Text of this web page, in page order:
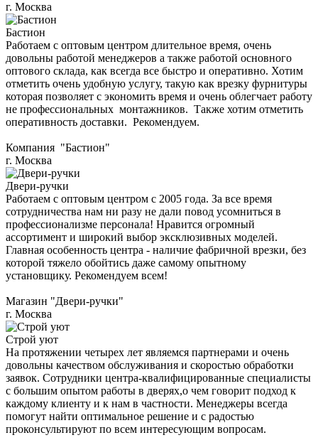
г. Москва
Бастион
Работаем с оптовым центром длительное время, очень
довольны работой менеджеров а также работой основного
оптового склада, как всегда все быстро и оперативно. Хотим
отметить очень удобную услугу, такую как врезку фурнитуры
которая позволяет с экономить время и очень облегчает работу
не профессиональных монтажников. Также хотим отметить
оперативность доставки. Рекомендуем.
Компания "Бастион"
г. Москва
Двери-ручки
Работаем с оптовым центром с 2005 года. За все время
сотрудничества нам ни разу не дали повод усомниться в
профессионализме персонала! Нравится огромный
ассортимент и широкий выбор эксклюзивных моделей.
Главная особенность центра - наличие фабричной врезки, без
которой тяжело обойтись даже самому опытному
установщику. Рекомендуем всем!
Магазин "Двери-ручки"
г. Москва
Строй уют
На протяжении четырех лет являемся партнерами и очень
довольны качеством обслуживания и скоростью обработки
заявок. Сотрудники центра-квалифицированные специалисты
с большим опытом работы в дверях,о чем говорит подход к
каждому клиенту и к нам в частности. Менеджеры всегда
помогут найти оптимальное решение и с радостью
проконсультируют по всем интересующим вопросам.